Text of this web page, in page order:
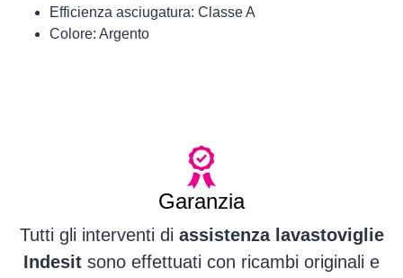
Efficienza asciugatura: Classe A
Colore: Argento
Garanzia
Tutti gli interventi di assistenza lavastoviglie
Indesit sono effettuati con ricambi originali e